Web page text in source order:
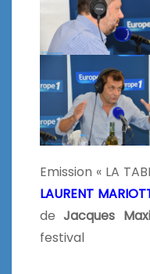
Emission « LA
LAURENT
deJacques
festival